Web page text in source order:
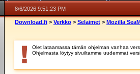
8/6/2026 9:51:23 PM
Download.fi > Verkko > Selaimet > Mozilla
Olet lataamassa tämän ohjelman vanhaa
Ohjelmasta löytyy sivuiltamme uudemmat